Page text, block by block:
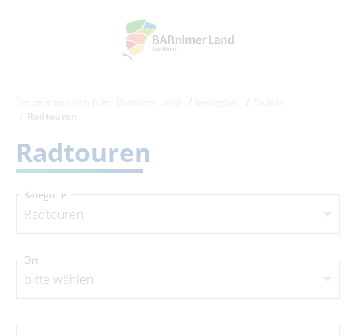
Radtouren
Radtouren
Radtouren
Kategorie
bitte wählen
Ort